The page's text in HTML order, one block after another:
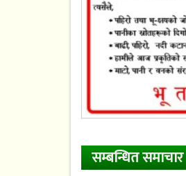
सम्बन्धित समाचार